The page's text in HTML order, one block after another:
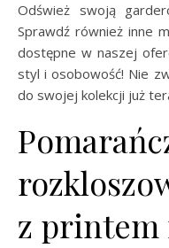
Odśwież swoją
Sprawdź również inne
dostępne w naszej
styl i osobowość! Nie
do swojej kolekcji już
z printem